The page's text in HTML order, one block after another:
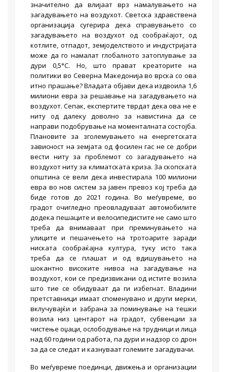
значително да влијаат врз намалувањето на
загадувањето на воздухот. Светска здравствена
организација сугерира дека справувањето со
загадувањето на воздухот од сообраќајот, од
котлите, отпадот, земјоделството и индустријата
може да го намалат глобалното затоплување за
дури 0,5°C. Но, што прават креаторите на
политики во Северна Македонија во врска со ова
итно прашање? Владата објави дека издвоила 1,6
милиони евра за решавање на загадувањето на
воздухот. Сепак, експертите тврдат дека ова не е
ниту од далеку доволно за навистина да се
направи подобрување на моменталната состојба.
Плановите за зголемувањето на енергетската
зависност на земјата од фосилен гас не се добри
вести ниту за проблемот со загадувањето на
воздухот ниту за климатската криза. За скопската
општина се вели дека инвестирала 100 милиони
евра во нов систем за јавен превоз кој треба да
биде готов до 2021 година. Во меѓувреме, во
градот очигледно преовладуваат автомобилите
додека пешаците и велосипедистите не само што
треба да внимаваат при преминувањето на
улиците и пешачењето на тротоарите заради
ниската сообраќајна култура, туку исто така
треба да се плашат и од вдишувањето на
шокантно високите нивоа на загадување на
воздухот, кои се предизвикани од истите возила
што тие се обидуваат да ги избегнат. Владини
претставници имаат споменувано и други мерки,
вклучувајќи и забрана за поминување на тешки
возила низ центарот на градот, субвенции за
чистење оџаци, ослободување на трудници и лица
над 60 години од работа, па дури и надзор со дрон
за да се следат и казнуваат големите загадувачи.
Во меѓувреме поединци, движења и организации